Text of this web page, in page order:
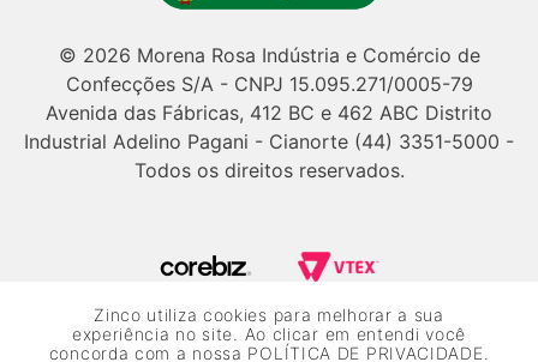
Zinco utiliza cookies para melhorar a sua
experiência no site. Ao clicar em entendi você
concorda com a nossa POLÍTICA DE PRIVACIDADE
© 2026 Morena Rosa Indústria e Comércio de
Confecções S/A - CNPJ 15.095.271/0005-79
Avenida das Fábricas, 412 BC e 462 ABC Distrito
Industrial Adelino Pagani - Cianorte (44) 3351-5000 -
Todos os direitos reservados.
Powered by Grupo Morena Rosa: Morena Rosa, Iódice, Maria Valentina,
Zinco e Lebôh - Todos os direitos reservados.